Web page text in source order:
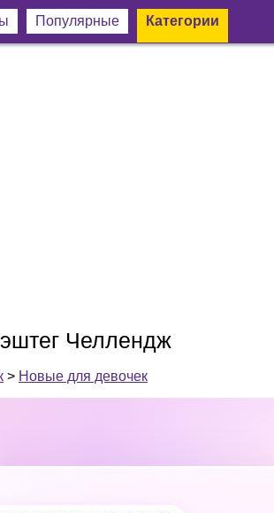
Популярные Категории
Челлендж
> Новые для девочек